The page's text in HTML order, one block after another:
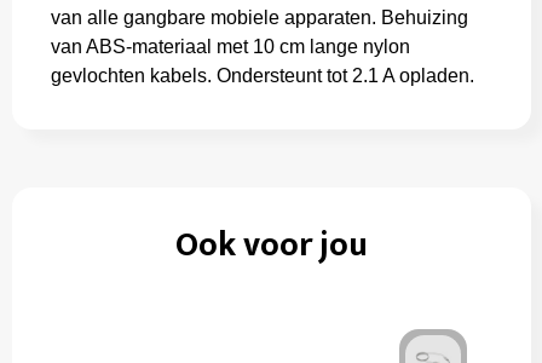
van alle gangbare mobiele apparaten. Behuizing
van ABS-materiaal met 10 cm lange nylon
gevlochten kabels. Ondersteunt tot 2.1 A opladen.
Ook voor jou